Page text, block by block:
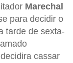
Marechal
para decidir o
tarde de sexta-
decidira cassar